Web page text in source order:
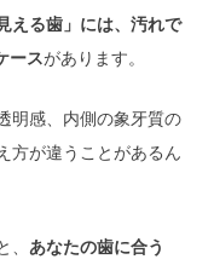
える歯」には、汚れで
ースがあります。
明感、内側の象牙質の
方が違うことがあるん
、 あなたの歯に合う